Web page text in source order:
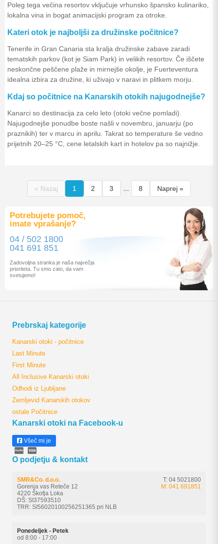
Potrebujete pomoč,
imate vprašanje?
04 / 502 1800
041 691 851
Zadovoljna stranka je naša največja
prioriteta. Tu smo zato, da vam
svetujemo!
Poleg tega večina resortov vključuje vrhunsko špansko kulinariko,
lokalna vina in bogat animacijski program za otroke.
Kateri otok je najboljši za družinske počitnice?
Tenerife in Gran Canaria sta kralja družinske zabave zaradi
tematskih parkov (kot je Siam Park) in velikih resortov. Če iščete
neskončne peščene plaže in mirnejše okolje, je Fuerteventura
idealna izbira za družine, ki uživajo v naravi in plitkem morju.
Kdaj so počitnice na Kanarskih otokih najugodnejše?
Kanarci so destinacija za celo leto (otoki večne pomladi).
Najugodnejše ponudbe boste našli v novembru, januarju (po
praznikih) ter v marcu in aprilu. Takrat so temperature še vedno
prijetnih 20–25 °C, cene letalskih kart in hotelov pa so najnižje.
« Nazaj 1 2 3 ... 8 Naprej »
Prebrskaj kategorije
Kanarski otoki - počitnice
Last Minute
First Minute
All Inclusive Kanarski otoki
Odhodi iz Ljubljane
Zemljevid Kanarskih otokov
ostale Počitnice
Kanarski otoki na Facebook-u
Všeč mi je
O podjetju & kontakt
SMR&Co. d.o.o.
Gorenja vas Reteče 12
4220 Škofja Loka
DŠ: SI37593510
TRR: SI56020100256251365 pri NLB
T: 04 5021800
M: 041 691851
Ponedeljek - Petek
od 8:00 - 17:00